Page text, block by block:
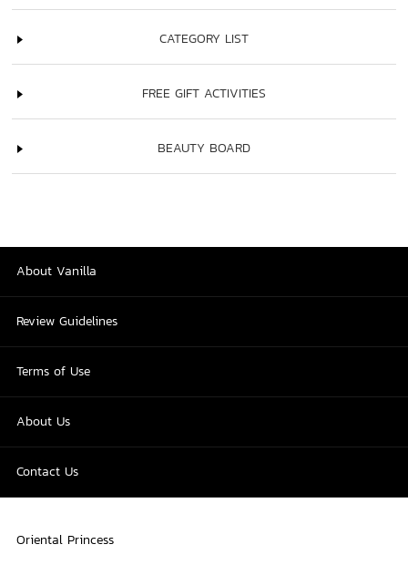
CATEGORY LIST
FREE GIFT ACTIVITIES
BEAUTY BOARD
About Vanilla
Review Guidelines
Terms of Use
About Us
Contact Us
Oriental Princess